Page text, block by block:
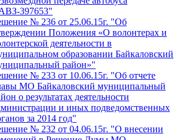
397653"
№ 236 от 25.06.15г. "Об
Положения «О волонтерах и
деятельности в
образовании Байкаловский
район»"
№ 233 от 10.06.15г. "Об отчете
МО Байкаловский муниципальный
о результатах деятельности
и иных подведомственных
за 2014 год"
№ 232 от 04.06.15г. "О внесении